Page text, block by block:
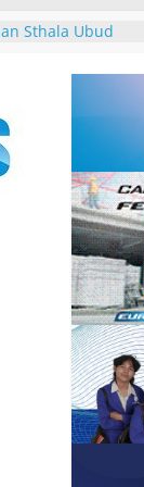
Seminar
2026,
Pameran
dan
untuk Uang”
Pemkab
Tim Bersama
di Pantai
Tutik Kusuma
Demokrat
Rakyat melalui
25, Demokrat
bersih Sampah
Tukik di Pantai